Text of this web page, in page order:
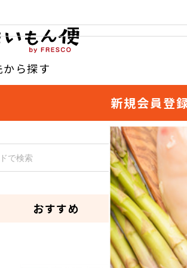
から探す
新規会員登
おすすめ